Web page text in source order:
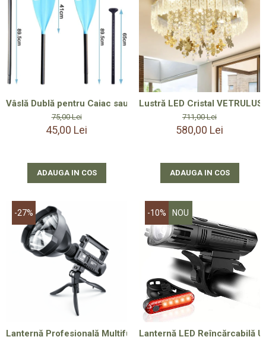
Smartwatch-Uri
STAND UP PADDLES
Textile Camera
USB
Uscatoare De Par
Voucher Cadou
Wireless
Vâslă Dublă pentru Caiac sau stand up paddle din 3 Piese -
75,00 Lei
45,00 Lei
ADAUGA IN COS
Lustră LED Cristal
711,00 Lei
580,00 Lei
ADAUGA IN COS
-27%
Lanternă Profesională Multifuncțională LED, 4 Moduri
-10% NOU
Lanternă LED Reîncărcabilă